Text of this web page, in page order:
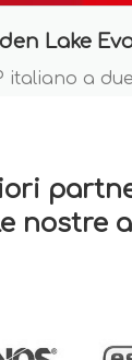
Lake
italiano a
nostre